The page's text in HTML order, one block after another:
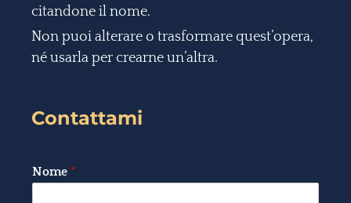
citandone il nome.
Non puoi alterare o trasformare quest’opera,
né usarla per crearne un’altra.
Contattami
Nome *